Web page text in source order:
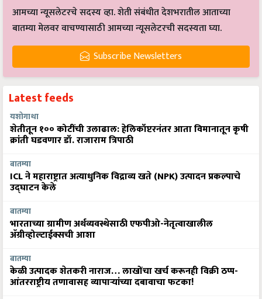
आमच्या न्यूसलेटरचे सदस्य व्हा. शेती संबंधीत देशभरातील आताच्या
बातम्या मेलवर वाचण्यासाठी आमच्या न्यूसलेटरची सदस्यता घ्या.
Subscribe Newsletters
Latest feeds
यशोगाथा
शेतीतून १०० कोटींची उलाढाल: हेलिकॉप्टरनंतर आता विमानातून कृषी
क्रांती घडवणार डॉ. राजाराम त्रिपाठी
बातम्या
ICL ने महाराष्ट्रात अत्याधुनिक विद्राव्य खते (NPK) उत्पादन प्रकल्पाचे
उद्घाटन केले
बातम्या
भारताच्या ग्रामीण अर्थव्यवस्थेसाठी एफपीओ-नेतृत्वाखालील
अ‍ॅग्रीव्होल्टाईक्सची आशा
बातम्या
केळी उत्पादक शेतकरी नाराज… लाखोंचा खर्च करूनही विक्री ठप्प-
आंतरराष्ट्रीय तणावासह व्यापाऱ्यांच्या दबावाचा फटका!